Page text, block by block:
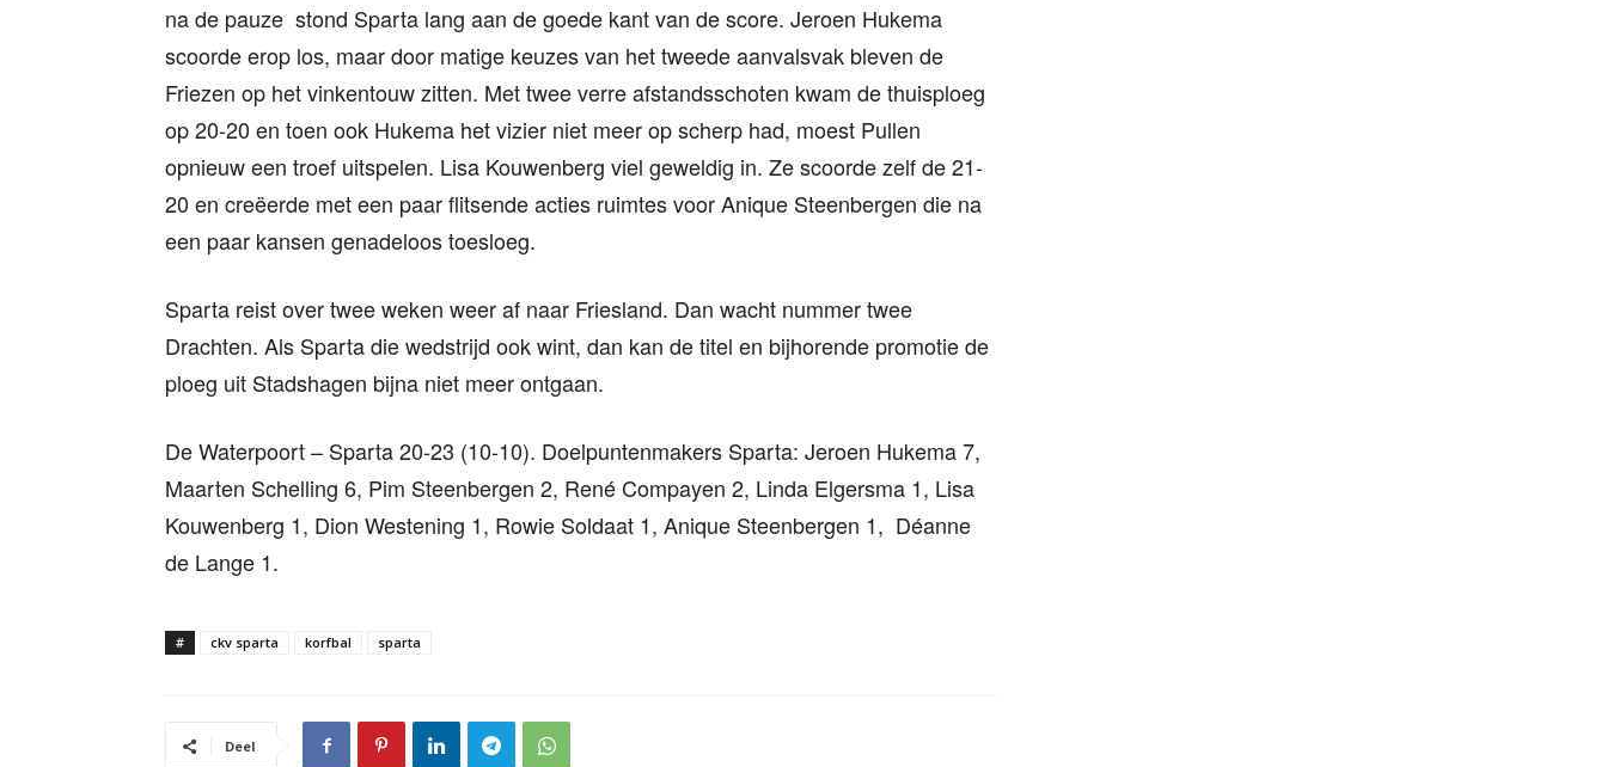
na de pauze stond Sparta lang aan de goede kant van de score. Jeroen Hukema
scoorde erop los, maar door matige keuzes van het tweede aanvalsvak bleven de
Friezen op het vinkentouw zitten. Met twee verre afstandsschoten kwam de thuisploeg
op 20-20 en toen ook Hukema het vizier niet meer op scherp had, moest Pullen
opnieuw een troef uitspelen. Lisa Kouwenberg viel geweldig in. Ze scoorde zelf de 21-
20 en creëerde met een paar flitsende acties ruimtes voor Anique Steenbergen die na
een paar kansen genadeloos toesloeg.
Sparta reist over twee weken weer af naar Friesland. Dan wacht nummer twee
Drachten. Als Sparta die wedstrijd ook wint, dan kan de titel en bijhorende promotie de
ploeg uit Stadshagen bijna niet meer ontgaan.
De Waterpoort – Sparta 20-23 (10-10). Doelpuntenmakers Sparta: Jeroen Hukema 7,
Maarten Schelling 6, Pim Steenbergen 2, René Compayen 2, Linda Elgersma 1, Lisa
Kouwenberg 1, Dion Westening 1, Rowie Soldaat 1, Anique Steenbergen 1, Déanne
de Lange 1.
# ckv sparta korfbal sparta
Deel